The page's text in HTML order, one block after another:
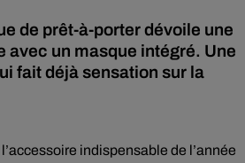
de prêt-à-porter dévoile une
avec un masque intégré. Une
fait déjà sensation sur la
indispensable de l’année